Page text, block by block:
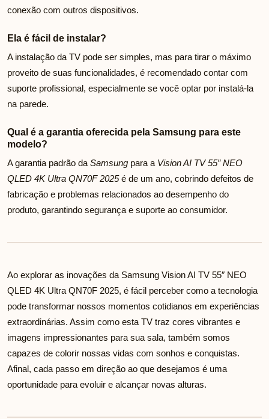
conexão com outros dispositivos.
Ela é fácil de instalar?
A instalação da TV pode ser simples, mas para tirar o máximo
proveito de suas funcionalidades, é recomendado contar com
suporte profissional, especialmente se você optar por instalá-la
na parede.
Qual é a garantia oferecida pela Samsung para este
modelo?
A garantia padrão da Samsung para a Vision AI TV 55″ NEO
QLED 4K Ultra QN70F 2025é de um ano, cobrindo defeitos de
fabricação e problemas relacionados ao desempenho do
produto, garantindo segurança e suporte ao consumidor.
Ao explorar as inovações da Samsung Vision AI TV 55″ NEO
QLED 4K Ultra QN70F 2025, é fácil perceber como a tecnologia
pode transformar nossos momentos cotidianos em experiências
extraordinárias. Assim como esta TV traz cores vibrantes e
imagens impressionantes para sua sala, também somos
capazes de colorir nossas vidas com sonhos e conquistas.
Afinal, cada passo em direção ao que desejamos é uma
oportunidade para evoluir e alcançar novas alturas.